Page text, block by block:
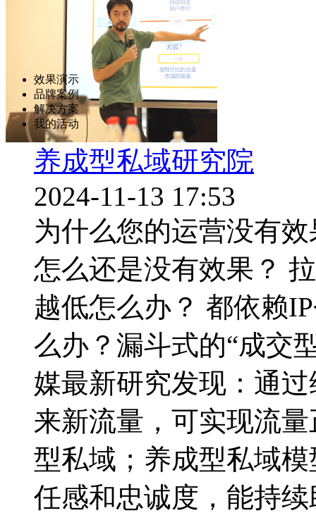
其他服务
智能硬件
直播
效果演示
品牌案例
解决方案
我的活动
养成型私域研究院
2024-11-13 17:53
为什么您的运营没有
怎么还是没有效果？
越低怎么办？ 都依赖
么办？漏斗式的“成交
媒最新研究发现：通
来新流量，可实现流
型私域；养成型私域
任感和忠诚度，能持